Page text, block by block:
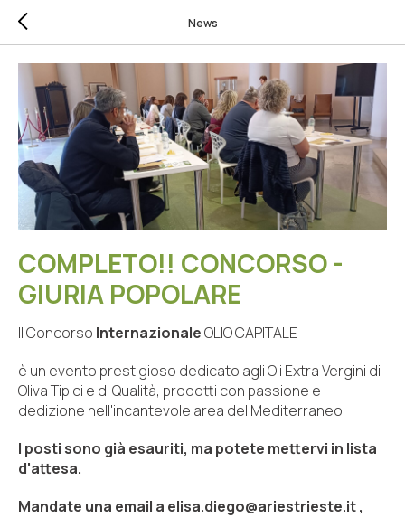
News
COMPLETO!! CONCORSO -
GIURIA POPOLARE
Il Concorso InternazionaleOLIO CAPITALE
è un evento prestigioso dedicato agli Oli Extra Vergini di
Oliva Tipici e di Qualità, prodotti con passione e
dedizione nell'incantevole area del Mediterraneo.
I posti sono già esauriti, ma potete mettervi in lista
d'attesa.
Mandate una email a elisa.diego@ariestrieste.it ,